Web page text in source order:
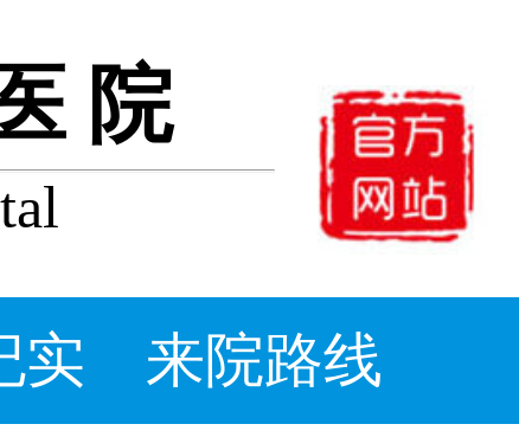
院
实 来院路线